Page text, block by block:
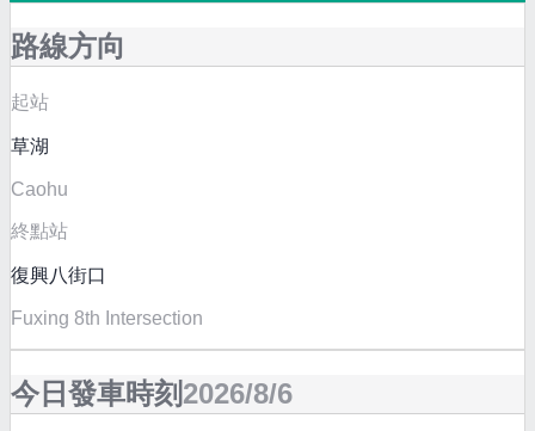
路線方向
起站
草湖
Caohu
終點站
復興八街口
Fuxing 8th Intersection
今日發車時刻 2026/8/6